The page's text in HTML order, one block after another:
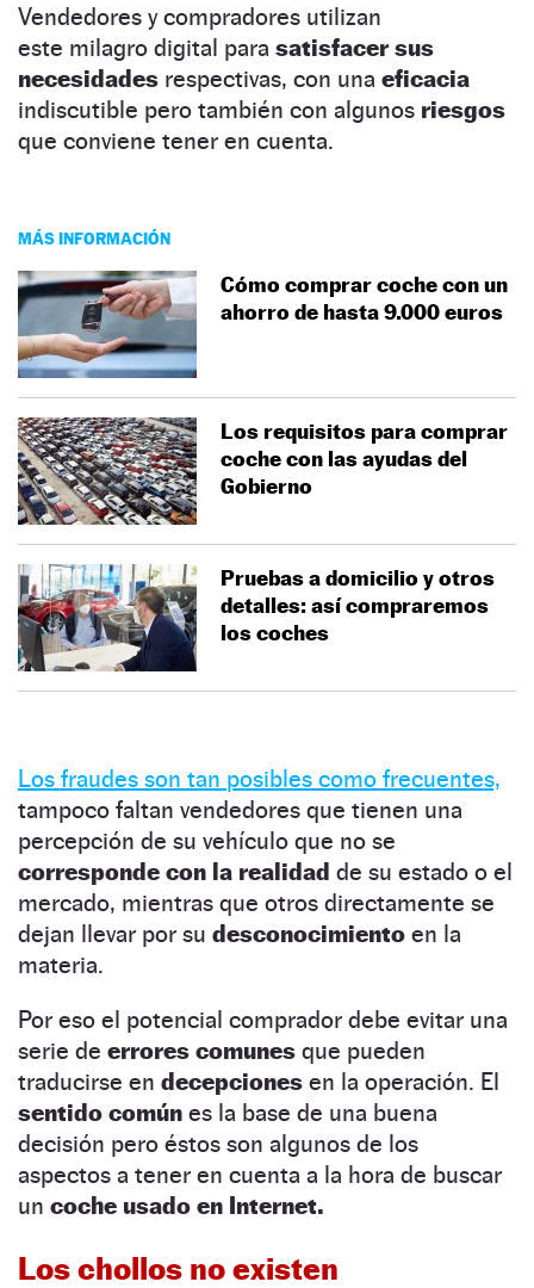
Vendedores y compradores utilizan
este milagro digital para satisfacer sus
necesidades respectivas, con una eficacia
indiscutible pero también con algunos riesgos
que conviene tener en cuenta.
MÁS INFORMACIÓN
Cómo comprar coche con un
ahorro de hasta 9.000 euros
Los requisitos para comprar
coche con las ayudas del
Gobierno
Pruebas a domicilio y otros
detalles: así compraremos
los coches
Los fraudes son tan posibles como frecuentes,
tampoco faltan vendedores que tienen una
percepción de su vehículo que no se
corresponde con la realidad de su estado o el
mercado, mientras que otros directamente se
dejan llevar por su desconocimiento en la
materia.
Por eso el potencial comprador debe evitar una
serie de errores comunes que pueden
traducirse en decepciones en la operación. El
sentido común es la base de una buena
decisión pero éstos son algunos de los
aspectos a tener en cuenta a la hora de buscar
un coche usado en Internet.
Los chollos no existen